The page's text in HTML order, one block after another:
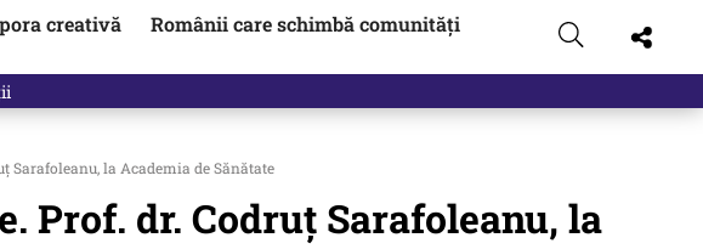
creativă
Românii care schimbă comunități
la Academia de Sănătate
dr. Codruț Sarafoleanu, la